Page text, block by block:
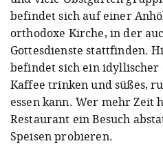
befindet sich auf einer
orthodoxe Kirche, in der
Gottesdienste stattfinden.
befindet sich ein idyllischer
Kaffee trinken und süßes,
essen kann. Wer mehr Zeit
Restaurant ein Besuch
Speisen probieren.